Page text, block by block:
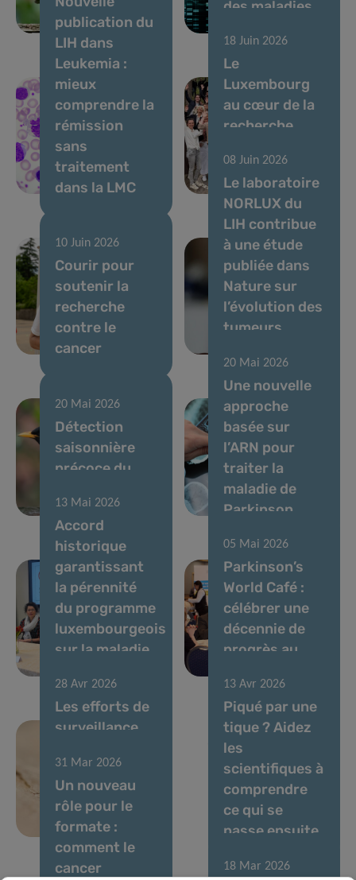
virus Usutu,
juillet 2026
des maladies
publication du
LIH dans
Leukemia :
mieux
comprendre la
rémission
sans
traitement
dans la LMC
18 Juin 2026
Le
Luxembourg
au cœur de la
recherche
en
10 Juin 2026
Courir pour
soutenir la
recherche
contre le
cancer
08 Juin 2026
Le laboratoire
NORLUX du
LIH contribue
à une étude
publiée dans
Nature sur
l’évolution des
tumeurs
20 Mai 2026
Détection
saisonnière
précoce du
avril 2026
20 Mai 2026
Une nouvelle
approche
basée sur
l’ARN pour
traiter la
maladie de
Parkinson
13 Mai 2026
Accord
historique
garantissant
la pérennité
du programme
luxembourgeois
sur la maladie
05 Mai 2026
Parkinson’s
World Café :
célébrer une
décennie de
progrès au
28 Avr 2026
Les efforts de
surveillance
occidental
encore
renforcés en
2025
13 Avr 2026
Piqué par une
tique ? Aidez
les
scientifiques à
comprendre
ce qui se
passe ensuite
31 Mar 2026
Un nouveau
rôle pour le
formate :
comment le
cancer
18 Mar 2026